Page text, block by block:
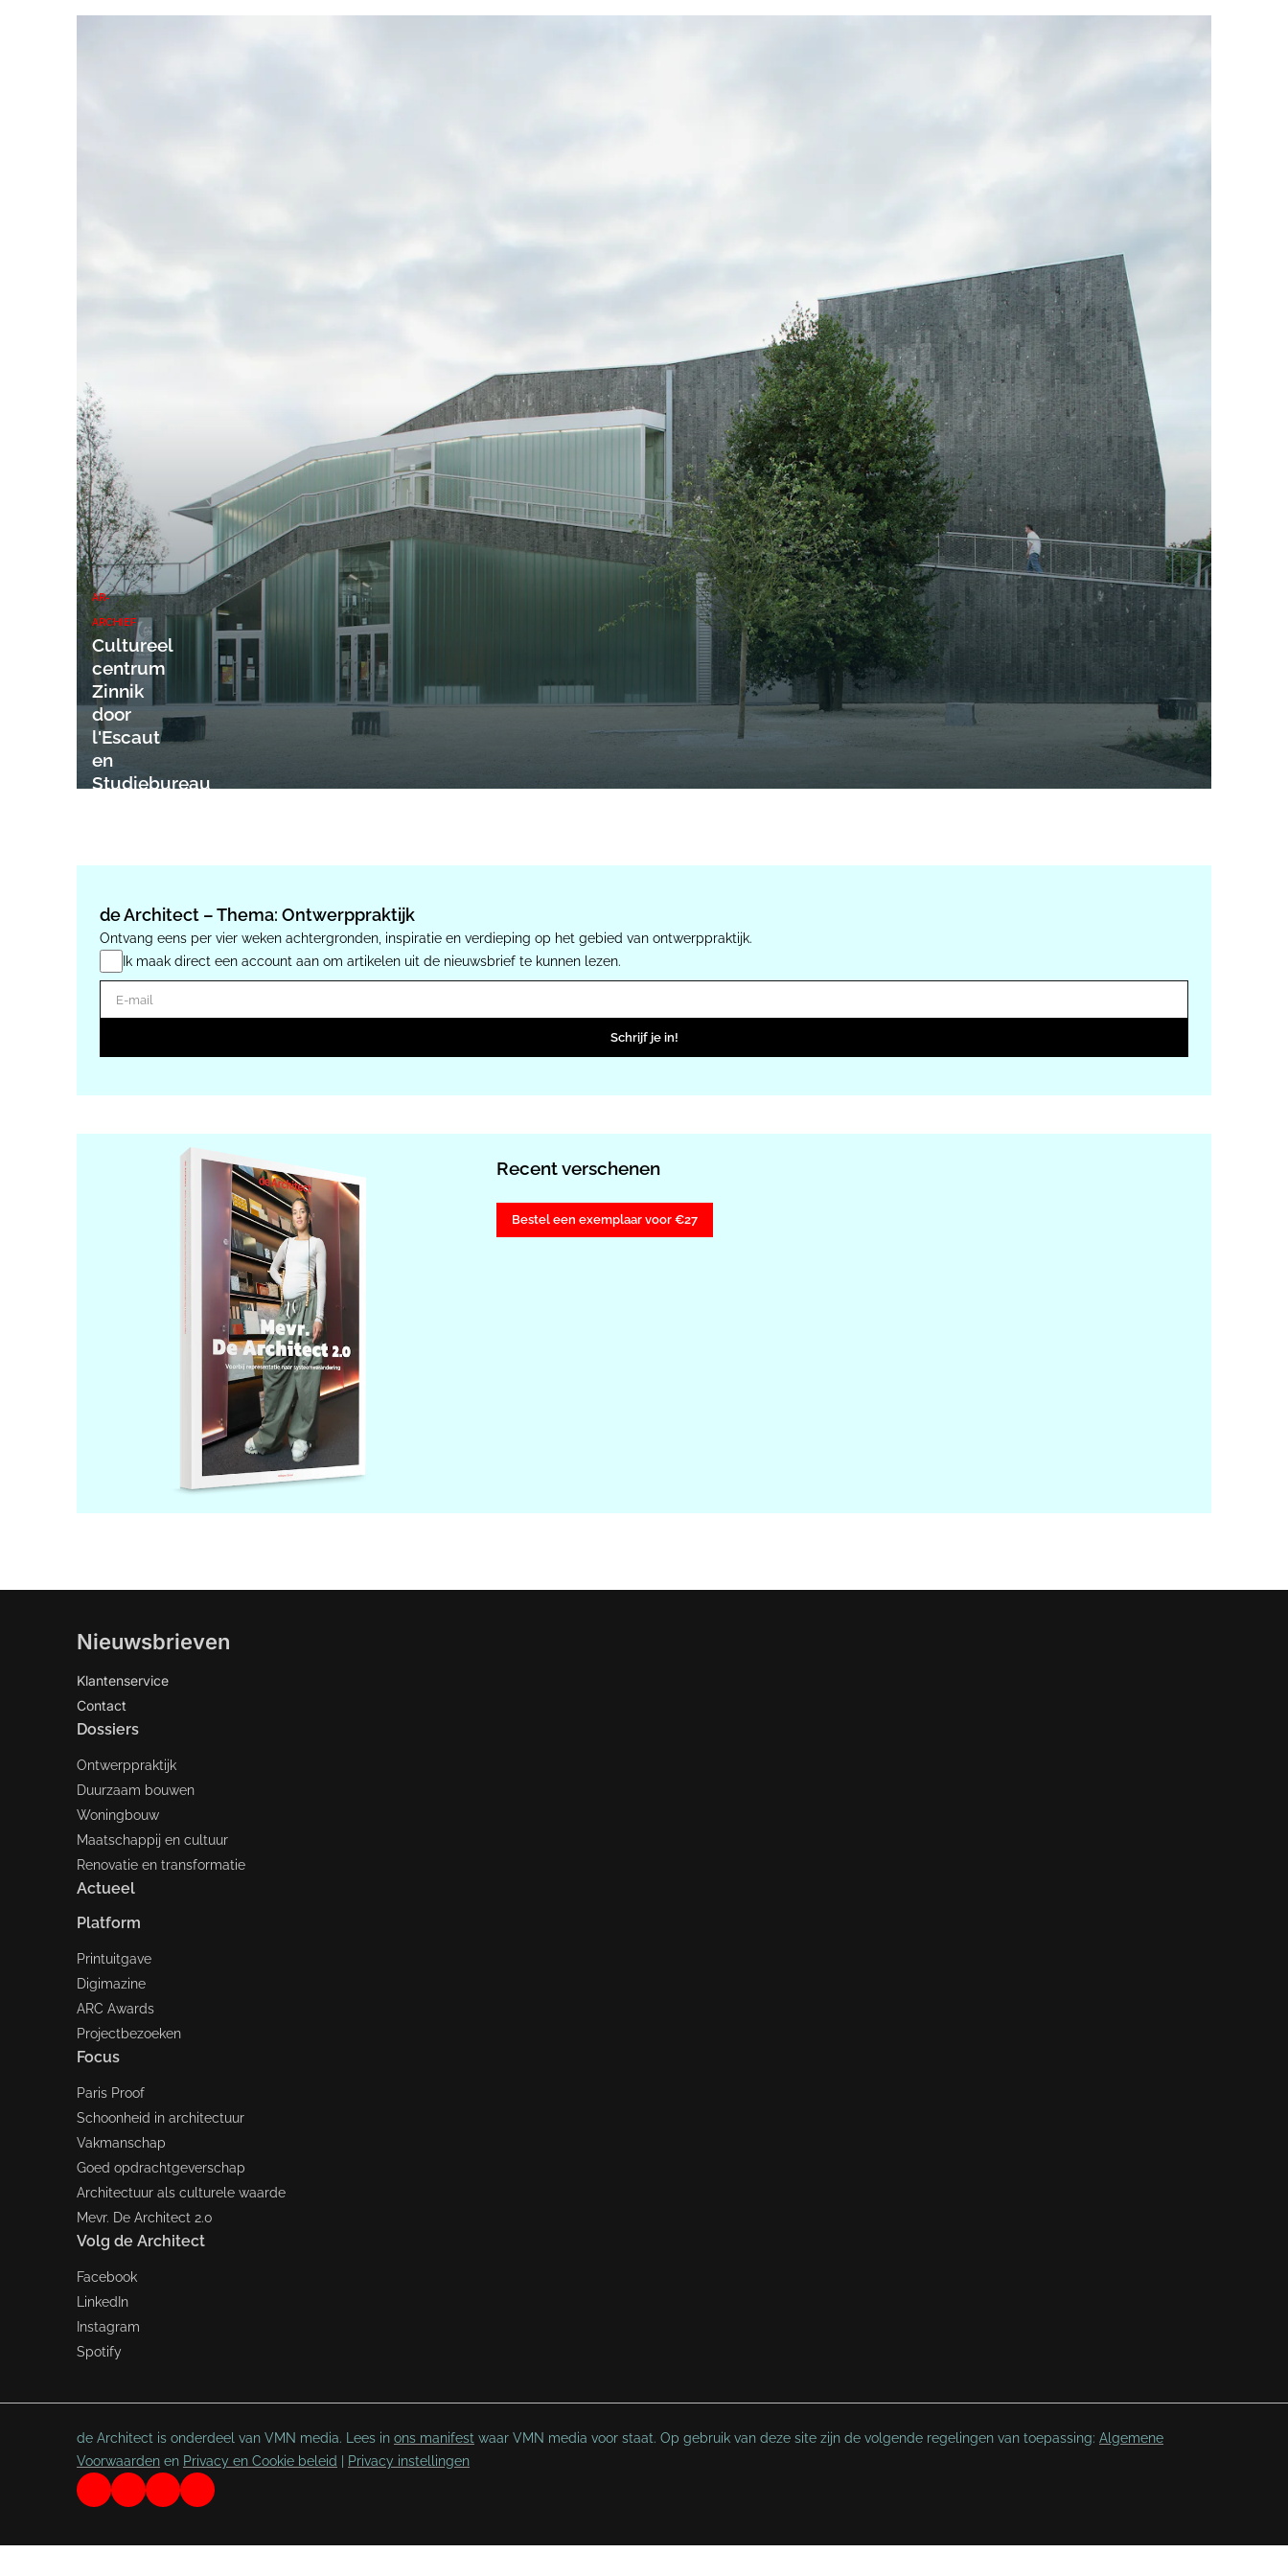
AR-
ARCHIEF
Cultureel
centrum
Zinnik
door
l'Escaut
en
Studiebureau
de Architect – Thema: Ontwerppraktijk
Ontvang eens per vier weken achtergronden, inspiratie en verdieping op het gebied van ontwerppraktijk.
Ik maak direct een account aan om artikelen uit de nieuwsbrief te kunnen lezen.
Schrijf je in!
Recent verschenen
Bestel een exemplaar voor €27
Nieuwsbrieven
Klantenservice
Contact
Dossiers
Ontwerppraktijk
Duurzaam bouwen
Woningbouw
Maatschappij en cultuur
Renovatie en transformatie
Actueel
Platform
Printuitgave
Digimazine
ARC Awards
Projectbezoeken
Focus
Paris Proof
Schoonheid in architectuur
Vakmanschap
Goed opdrachtgeverschap
Architectuur als culturele waarde
Mevr. De Architect 2.0
Volg de Architect
Facebook
LinkedIn
Instagram
Spotify
de Architect is onderdeel van VMN media. Lees in ons manifest waar VMN media voor staat. Op gebruik van deze site zijn de volgende regelingen van toepassing: Algemene
Voorwaarden en Privacy en Cookie beleid Privacy instellingen